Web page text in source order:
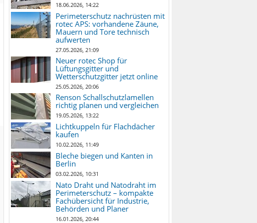
18.06.2026, 14:22
Perimeterschutz nachrüsten mit
rotec APS: vorhandene Zäune,
Mauern und Tore technisch
aufwerten
27.05.2026, 21:09
Neuer rotec Shop für
Lüftungsgitter und
Wetterschutzgitter jetzt online
25.05.2026, 20:06
Renson Schallschutzlamellen
richtig planen und vergleichen
19.05.2026, 13:22
Lichtkuppeln für Flachdächer
kaufen
10.02.2026, 11:49
Bleche biegen und Kanten in
Berlin
03.02.2026, 10:31
Nato Draht und Natodraht im
Perimeterschutz – kompakte
Fachübersicht für Industrie,
Behörden und Planer
16.01.2026, 20:44